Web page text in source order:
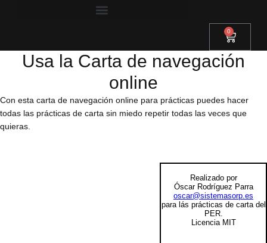
0
Carrito
Usa la Carta de navegación
online
Con esta carta de navegación online para prácticas puedes hacer
todas las prácticas de carta sin miedo repetir todas las veces que
quieras.